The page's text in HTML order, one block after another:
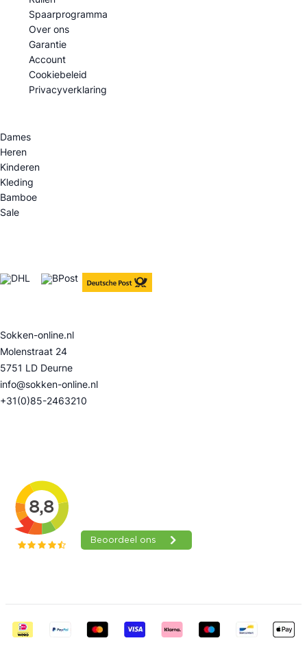
Spaarprogramma
Over ons
Garantie
Account
Cookiebeleid
Privacyverklaring
Dames
Heren
Kinderen
Kleding
Bamboe
Sale
Sokken-online.nl
Molenstraat 24
5751 LD Deurne
info@sokken-online.nl
+31(0)85-2463210